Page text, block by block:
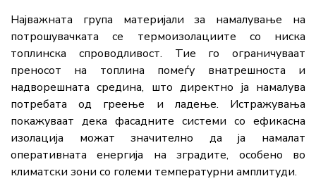
Најважната група материјали за намалување на
потрошувачката се термоизолациите со ниска
топлинска спроводливост. Тие го ограничуваат
преносот на топлина помеѓу внатрешноста и
надворешната средина, што директно ја намалува
потребата од греење и ладење. Истражувања
покажуваат дека фасадните системи со ефикасна
изолација можат значително да ја намалат
оперативната енергија на зградите, особено во
климатски зони со големи температурни амплитуди.